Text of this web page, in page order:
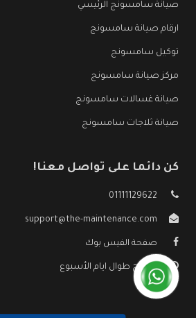
صيانة سامسونج الرئيسي
ارقام صيانة سامسونج
توكيل سامسونج
مركز صيانة سامسونج
صيانة غسالات سامسونج
صيانة ثلاجات سامسونج
كن دائما على تواصل معنا!
01111129622
support@the-maintenance.com
صفحة الفيس بوك
مفتوح طوال ايام الأسبوع